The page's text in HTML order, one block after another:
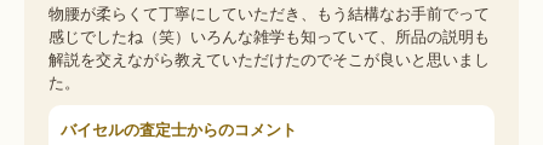
物腰が柔らくて丁寧にしていただき、もう結構なお手前でって
感じでしたね（笑）いろんな雑学も知っていて、所品の説明も
解説を交えながら教えていただけたのでそこが良いと思いまし
た。
バイセルの査定士からのコメント